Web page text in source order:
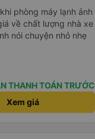
야 하는 문화일거같구
배 안피시구요. 다른 승
때
네요. 다만 키173 기준
가 편해서 불만은 없었
phòng máy lạnh ảnh
nói chuyện nhỏ nhẹ
THANH TOÁN TRƯỚC
Xem giá